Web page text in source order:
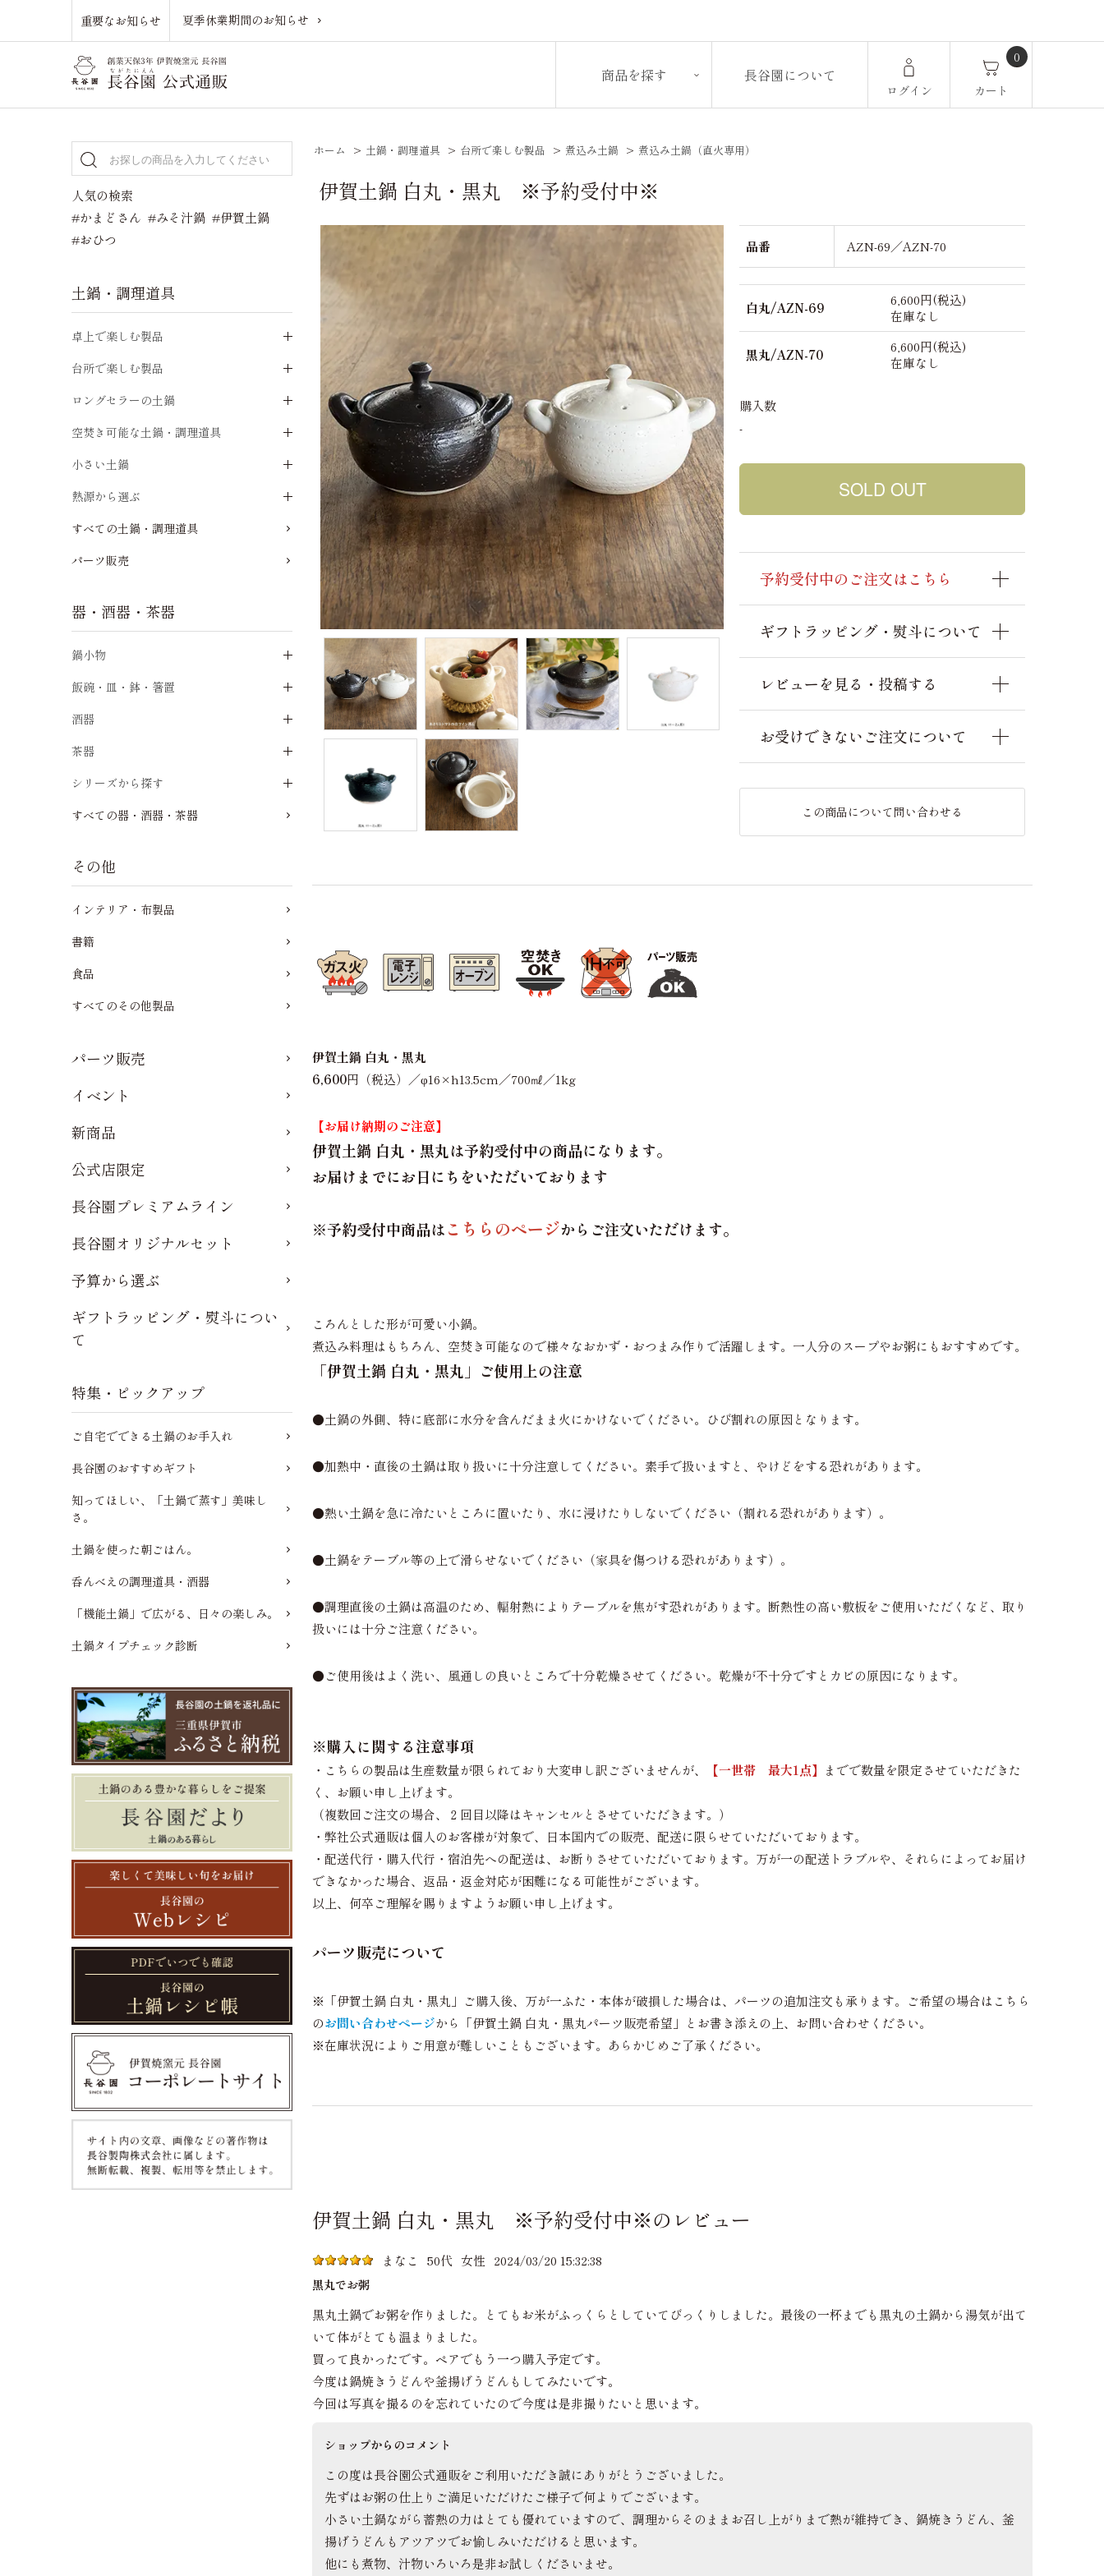
重要なお知らせ 夏季休業期間のお知らせ
商品を探す 長谷園について
ログイン
0
カート
ホーム > 土鍋・調理道具 > 台所で楽しむ製品 > 煮込み土鍋 > 煮込み土鍋（直火専用）
伊賀土鍋 白丸・黒丸 ※予約受付中※
品番 AZN-69／AZN-70
白丸/AZN-69
6,600円(税込)
在庫なし
黒丸/AZN-70
6,600円(税込)
在庫なし
購入数
-
予約受付中のご注文はこちら
ギフトラッピング・熨斗について
レビューを見る・投稿する
お受けできないご注文について
この商品について問い合わせる
伊賀土鍋 白丸・黒丸
6,600円（税込）／φ16×h13.5cm／700㎖／1kg
【お届け納期のご注意】
伊賀土鍋 白丸・黒丸は予約受付中の商品になります。
お届けまでにお日にちをいただいております
※予約受付中商品はこちらのページからご注文いただけます。
ころんとした形が可愛い小鍋。
煮込み料理はもちろん、空焚き可能なので様々なおかず・おつまみ作りで活躍します。一人分のスープやお粥にもおすすめです。
「伊賀土鍋 白丸・黒丸」ご使用上の注意
●土鍋の外側、特に底部に水分を含んだまま火にかけないでください。ひび割れの原因となります。
●加熱中・直後の土鍋は取り扱いに十分注意してください。素手で扱いますと、やけどをする恐れがあります。
●熱い土鍋を急に冷たいところに置いたり、水に浸けたりしないでください（割れる恐れがあります）。
●土鍋をテーブル等の上で滑らせないでください（家具を傷つける恐れがあります）。
●調理直後の土鍋は高温のため、輻射熱によりテーブルを焦がす恐れがあります。断熱性の高い敷板をご使用いただくなど、取り
扱いには十分ご注意ください。
●ご使用後はよく洗い、風通しの良いところで十分乾燥させてください。乾燥が不十分ですとカビの原因になります。
※購入に関する注意事項
・こちらの製品は生産数量が限られており大変申し訳ございませんが、 【一世帯 最大1点】 までで数量を限定させていただきた
く、お願い申し上げます。
（複数回ご注文の場合、２回目以降はキャンセルとさせていただきます。）
・弊社公式通販は個人のお客様が対象で、日本国内での販売、配送に限らせていただいております。
・配送代行・購入代行・宿泊先への配送は、お断りさせていただいております。万が一の配送トラブルや、それらによってお届け
できなかった場合、返品・返金対応が困難になる可能性がございます。
以上、何卒ご理解を賜りますようお願い申し上げます。
パーツ販売について
※「伊賀土鍋 白丸・黒丸」ご購入後、万が一ふた・本体が破損した場合は、パーツの追加注文も承ります。ご希望の場合はこちら
のお問い合わせページから「伊賀土鍋 白丸・黒丸パーツ販売希望」とお書き添えの上、お問い合わせください。
※在庫状況によりご用意が難しいこともございます。あらかじめご了承ください。
伊賀土鍋 白丸・黒丸 ※予約受付中※のレビュー
まなこ 50代 女性 2024/03/20 15:32:38
黒丸でお粥
黒丸土鍋でお粥を作りました。とてもお米がふっくらとしていてびっくりしました。最後の一杯までも黒丸の土鍋から湯気が出て
いて体がとても温まりました。
買って良かったです。ペアでもう一つ購入予定です。
今度は鍋焼きうどんや釜揚げうどんもしてみたいです。
今回は写真を撮るのを忘れていたので今度は是非撮りたいと思います。
ショップからのコメント
この度は長谷園公式通販をご利用いただき誠にありがとうございました。
先ずはお粥の仕上りご満足いただけたご様子で何よりでございます。
小さい土鍋ながら蓄熱の力はとても優れていますので、調理からそのままお召し上がりまで熱が維持でき、鍋焼きうどん、釜
揚げうどんもアツアツでお愉しみいただけると思います。
他にも煮物、汁物いろいろ是非お試しくださいませ。
人気の検索
#かまどさん #みそ汁鍋 #伊賀土鍋
#おひつ
土鍋・調理道具
卓上で楽しむ製品
台所で楽しむ製品
ロングセラーの土鍋
空焚き可能な土鍋・調理道具
小さい土鍋
熱源から選ぶ
すべての土鍋・調理道具
パーツ販売
器・酒器・茶器
鍋小物
飯碗・皿・鉢・箸置
酒器
茶器
シリーズから探す
すべての器・酒器・茶器
その他
インテリア・布製品
書籍
食品
すべてのその他製品
パーツ販売
イベント
新商品
公式店限定
長谷園プレミアムライン
長谷園オリジナルセット
予算から選ぶ
ギフトラッピング・熨斗につい
て
特集・ピックアップ
ご自宅でできる土鍋のお手入れ
長谷園のおすすめギフト
知ってほしい、「土鍋で蒸す」美味し
さ。
土鍋を使った朝ごはん。
呑んべえの調理道具・酒器
「機能土鍋」で広がる、日々の楽しみ。
土鍋タイプチェック診断